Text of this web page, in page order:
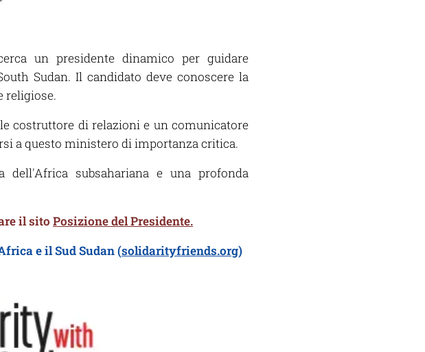
un presidente dinamico per guidare
Sudan. Il candidato deve conoscere la
religiose.
costruttore di relazioni e un comunicatore
a questo ministero di importanza critica.
dell'Africa subsahariana e una profonda
il sito Posizione del Presidente.
e il Sud Sudan (solidarityfriends.org)